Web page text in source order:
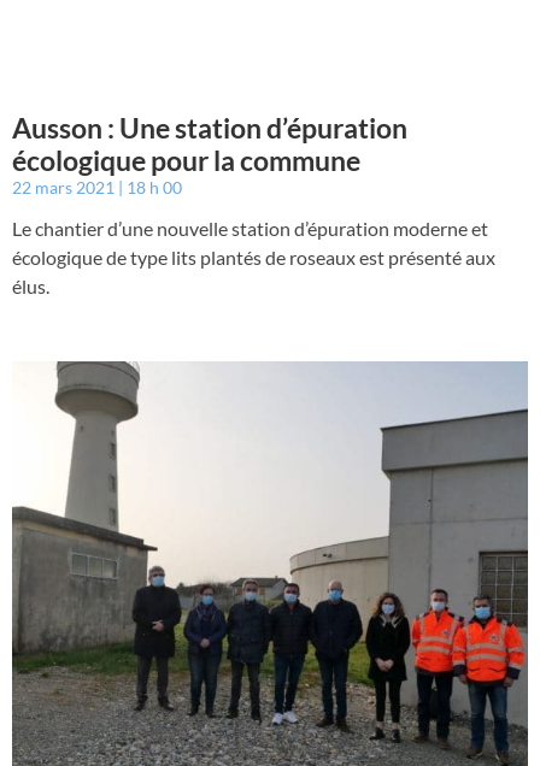
Ausson : Une station d’épuration
écologique pour la commune
22 mars 2021 18 h 00
Le chantier d’une nouvelle station d’épuration moderne et
écologique de type lits plantés de roseaux est présenté aux
élus.